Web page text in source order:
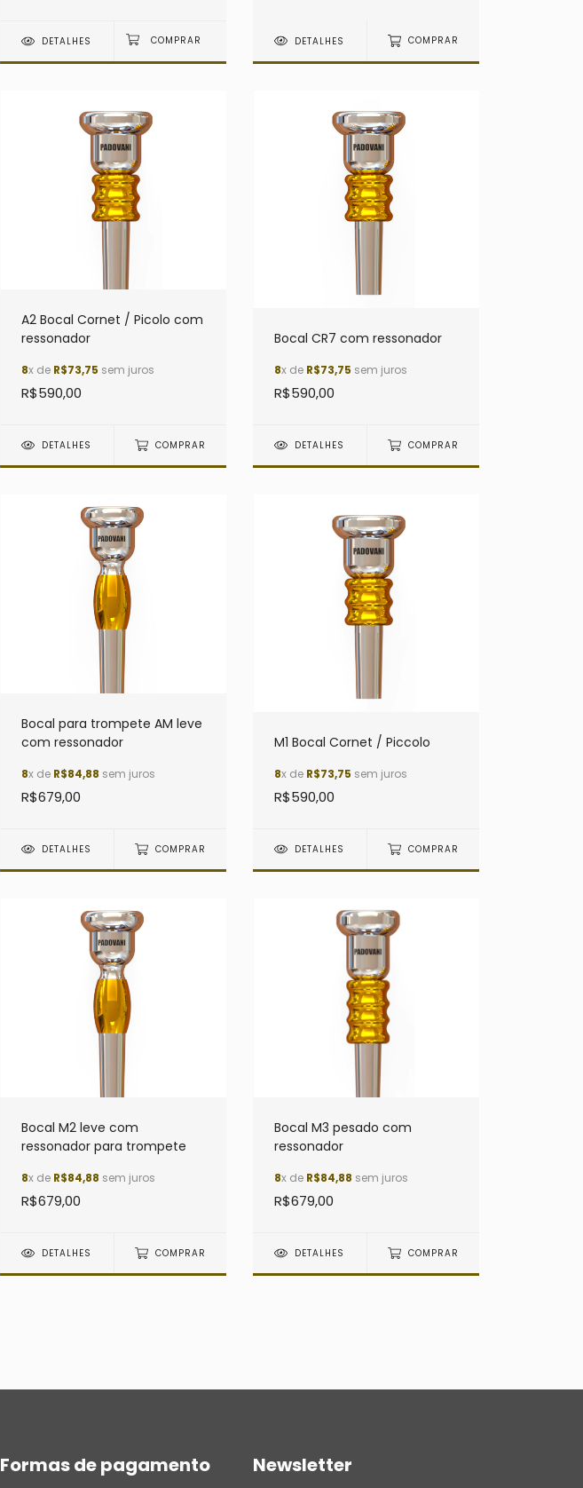
DETALHES DETALHES COMPRAR
A2 Bocal Cornet / Picolo com
ressonador
8x de R$73,75 sem juros
R$590,00
DETALHES COMPRAR
Bocal CR7 com ressonador
8x de R$73,75 sem juros
R$590,00
DETALHES COMPRAR
Bocal para trompete AM leve
com ressonador
8x de R$84,88 sem juros
R$679,00
DETALHES COMPRAR
M1 Bocal Cornet / Piccolo
8x de R$73,75 sem juros
R$590,00
DETALHES COMPRAR
Bocal M2 leve com
ressonador para trompete
8x de R$84,88 sem juros
R$679,00
DETALHES COMPRAR
Bocal M3 pesado com
ressonador
8x de R$84,88 sem juros
R$679,00
DETALHES COMPRAR
Formas de pagamento Newsletter